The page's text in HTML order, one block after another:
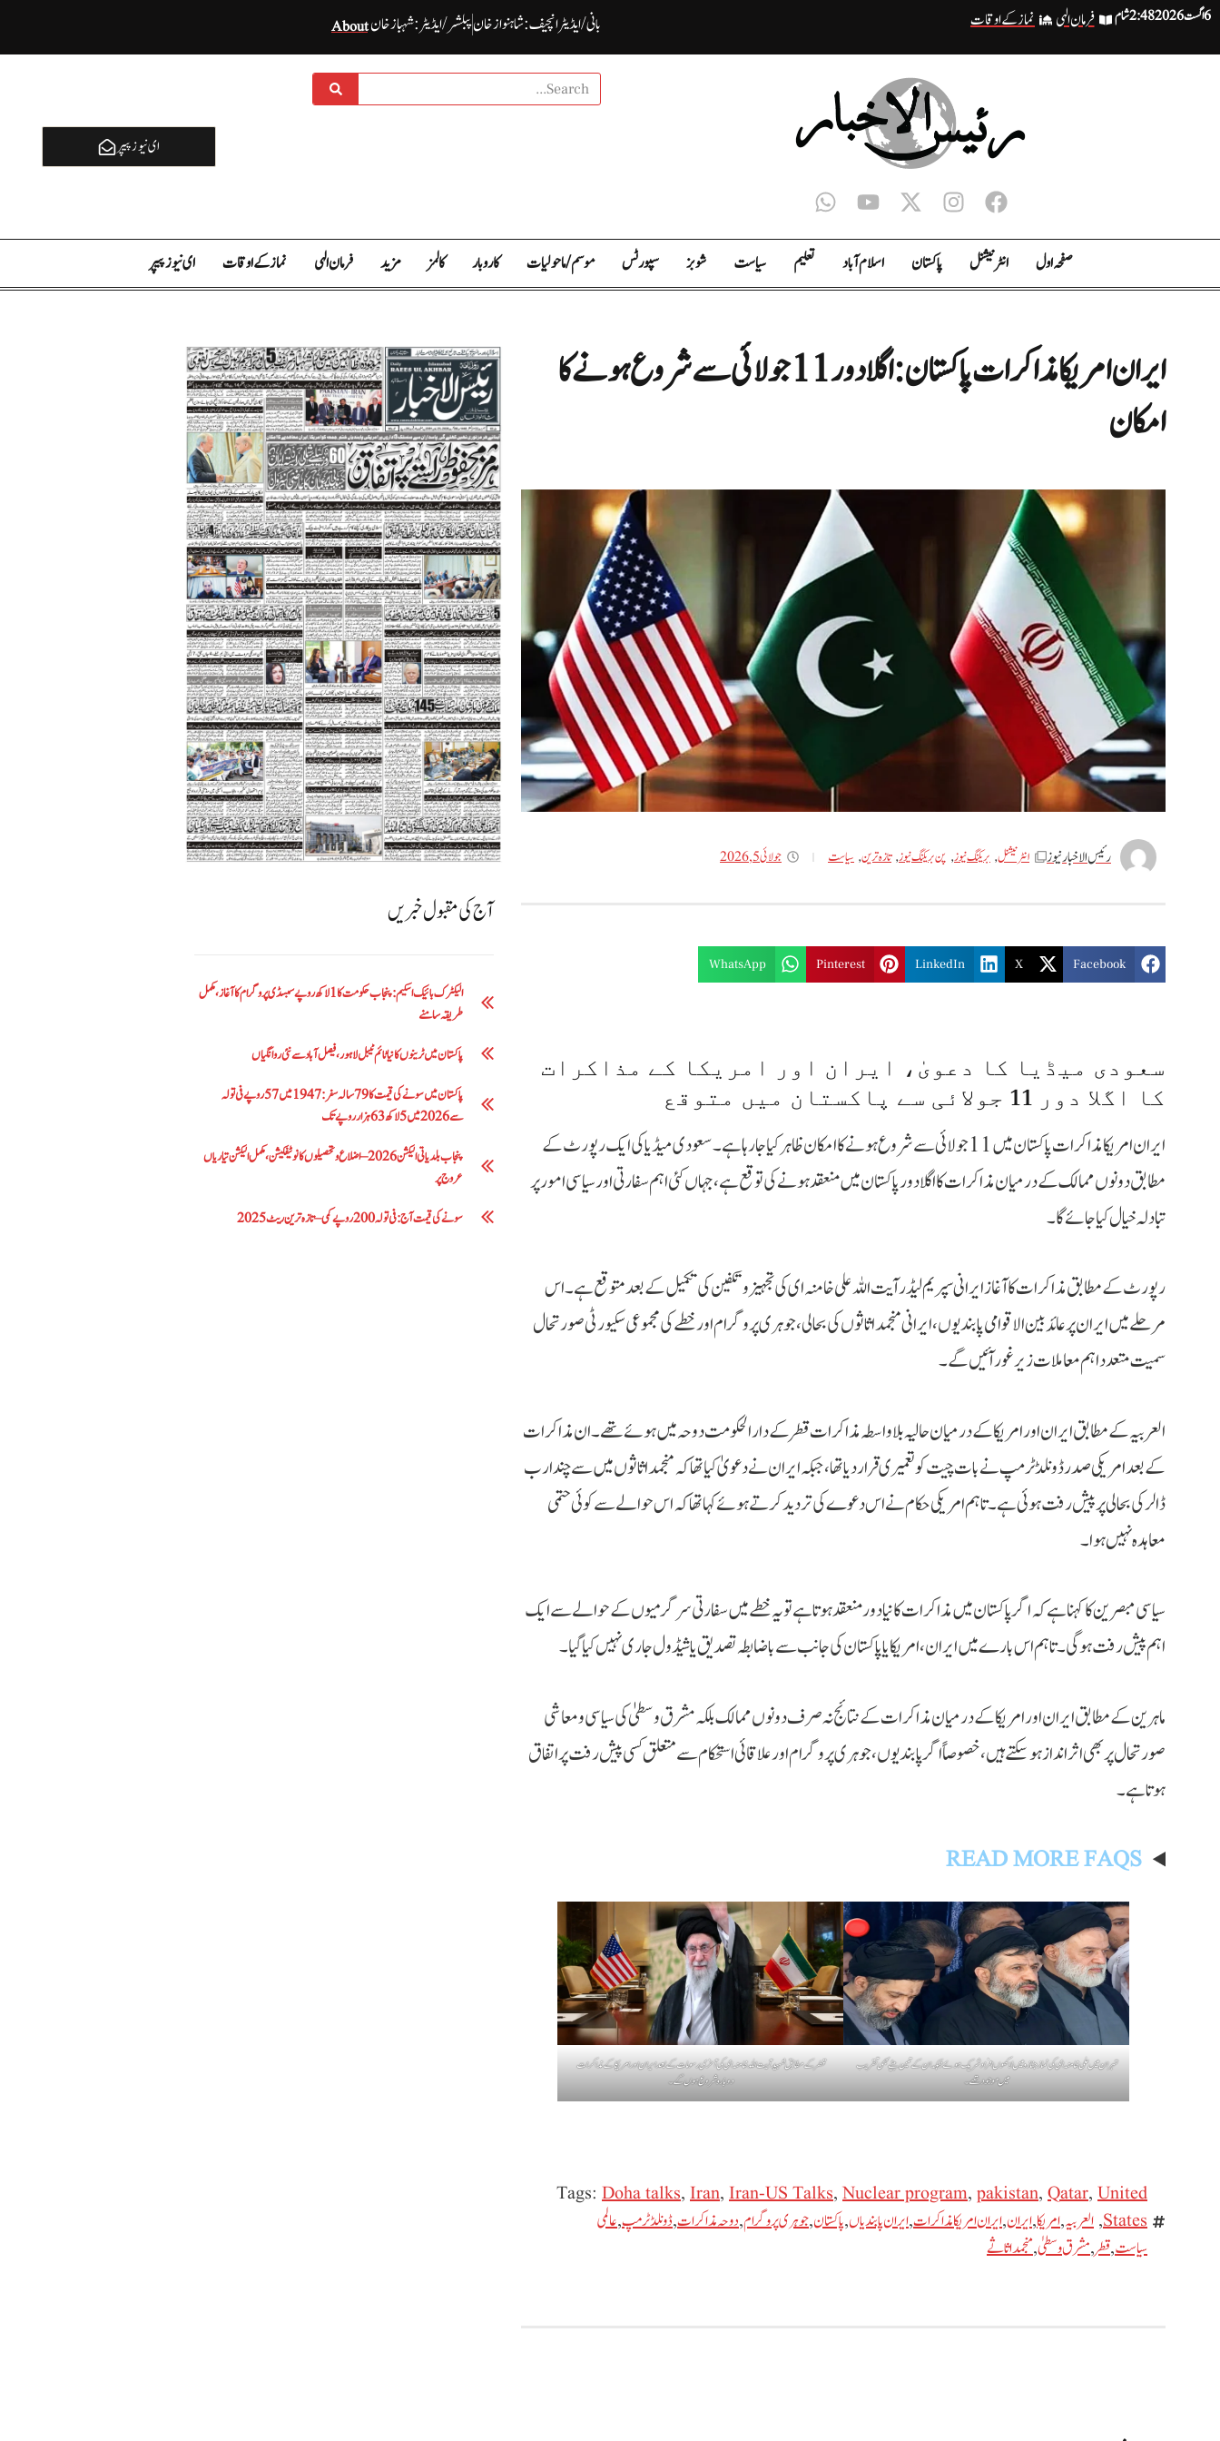
6 اگست 2026 2:48 شام فرمان الہی نماز کے اوقات بانی / ایڈیٹرانچیف : شاہنواز خانپبلشر/ ایڈیٹر : شہباز خانAbout
ای نيوز پیپر
صفحہ اول انٹر نیشنل پاکستان اسلام آباد تعلیم سیاست شوبز سپورٹس موسم / ما حولیات کاروبار کالمز مزید فرمان الہی نماز کے اوقات ای نيوز پیپر
ایران امریکا مذاکرات پاکستان: اگلا دور 11 جولائی سے شروع ہونے کا
امکان
رئیس الاخبار نیوز انٹر نیشنل, بریکنگ نیوز, پن بریکنگ نیوز,تازه ترین, سیاست جولائی 5, 2026
Facebook
X
LinkedIn
Pinterest
WhatsApp
سعودی میڈیا کا دعویٰ، ایران اور امریکا کے مذاکرات
کا اگلا دور 11 جولائی سے پاکستان میں متوقع
ایران امریکا مذاکرات پاکستان میں 11 جولائی سے شروع ہونے کا امکان ظاہر کیا جا رہا ہے۔ سعودی میڈیا کی ایک رپورٹ کے
مطابق دونوں ممالک کے درمیان مذاکرات کا اگلا دور پاکستان میں منعقد ہونے کی توقع ہے، جہاں کئی اہم سفارتی اور سیاسی امور پر
تبادلہ خیال کیا جائے گا۔
رپورٹ کے مطابق مذاکرات کا آغاز ایرانی سپریم لیڈر آیت اللہ علی خامنہ ای کی تجہیز و تکفین کی تکمیل کے بعد متوقع ہے۔ اس
مرحلے میں ایران پر عائد بین الاقوامی پابندیوں، ایرانی منجمد اثاثوں کی بحالی، جوہری پروگرام اور خطے کی مجموعی سکیورٹی صورتحال
سمیت متعدد اہم معاملات زیر غور آئیں گے۔
العربیہ کے مطابق ایران اور امریکا کے درمیان حالیہ بلاواسطہ مذاکرات قطر کے دارالحکومت دوحہ میں ہوئے تھے۔ ان مذاکرات
کے بعد امریکی صدر ڈونلڈ ٹرمپ نے بات چیت کو تعمیری قرار دیا تھا، جبکہ ایران نے دعویٰ کیا تھا کہ منجمد اثاثوں میں سے چند ارب
ڈالر کی بحالی پر پیش رفت ہوئی ہے۔ تاہم امریکی حکام نے اس دعوے کی تردید کرتے ہوئے کہا تھا کہ اس حوالے سے کوئی حتمی
معاہدہ نہیں ہوا۔
سیاسی مبصرین کا کہنا ہے کہ اگر پاکستان میں مذاکرات کا نیا دور منعقد ہوتا ہے تو یہ خطے میں سفارتی سرگرمیوں کے حوالے سے ایک
اہم پیش رفت ہوگی۔ تاہم اس بارے میں ایران، امریکا یا پاکستان کی جانب سے باضابطہ تصدیق یا شیڈول جاری نہیں کیا گیا۔
ماہرین کے مطابق ایران اور امریکا کے درمیان مذاکرات کے نتائج نہ صرف دونوں ممالک بلکہ مشرق وسطیٰ کی سیاسی و معاشی
صورتحال پر بھی اثرانداز ہو سکتے ہیں، خصوصاً اگر پابندیوں، جوہری پروگرام اور علاقائی استحکام سے متعلق کسی پیش رفت پر اتفاق
ہوتا ہے۔
READ MORE FAQS
تہران میں علی خامنہ ای کی نماز جنازہ میں لاکھوں افراد شریک ہوئے جبکہ ان کے تین بیٹے بھی تقریب
میں موجود تھے۔
قطر کے مطابق شہید آیت اللہ خامنہ ای کی آخری رسومات کے بعد ایران اور امریکا کے مذاکرات
دوبارہ شروع ہوں گے۔
Tags: Doha talks, Iran, Iran-US Talks, Nuclear program, pakistan, Qatar, United
States
, العربیہ,امریکا,ایران,ایران امریکا مذاکرات,ایران پابندیاں,پاکستان,جوہری پروگرام,دوحہ مذاکرات,ڈونلڈ ٹرمپ,عالمی
سیاست,قطر,مشرق وسطیٰ,منجمد اثاثے
آج کی مقبول خبریں
الیکٹرک بائیک اسکیم: پنجاب حکومت کا1 لاکھ روپے سبسڈی پروگرام کا آغاز ،مکمل
طریقہ سامنے
پاکستان میں ٹرینوں کا نیا ٹائم ٹیبل لاہور، فیصل آباد سے نئی روانگیاں
پاکستان میں سونے کی قیمت کا 79 سالہ سفر: 1947 میں 57 روپے فی تولہ
سے 2026 میں 5 لاکھ 63 ہزار روپے تک
پنجاب بلدیاتی الیکشن 2026 – اضلاع و تحصیلوں کا نوٹیفکیشن، مکمل الیکشن تیاریاں
عروج پر
سونے کی قیمت آج: فی تولہ 200 روپے کمی – تازہ ترین ریٹ 2025